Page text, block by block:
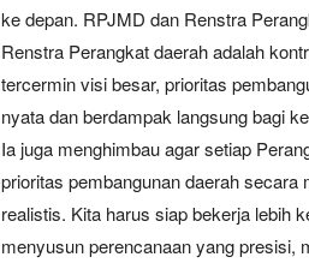
ke depan. RPJMD dan Renstra
Renstra Perangkat daerah adalah
tercermin visi besar, prioritas
nyata dan berdampak langsung bagi
Ia juga menghimbau agar setiap
prioritas pembangunan daerah
realistis. Kita harus siap bekerja lebih
menyusun perencanaan yang presisi,